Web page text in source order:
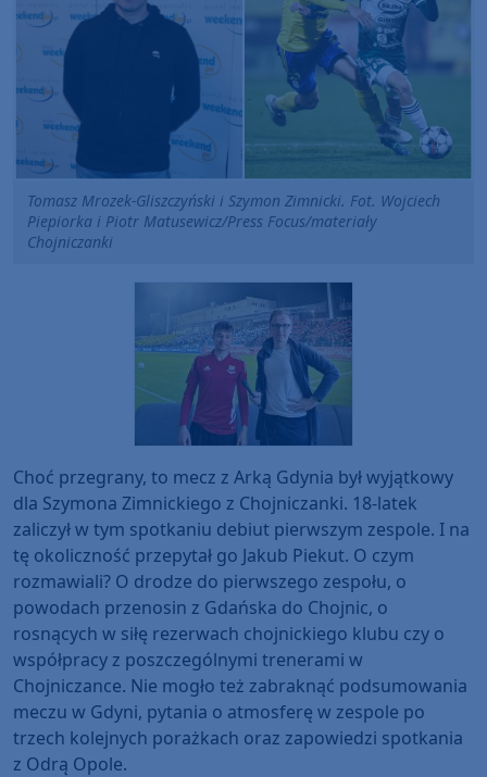
Tomasz Mrozek-Gliszczyński i Szymon Zimnicki. Fot. Wojciech
Piepiorka i Piotr Matusewicz/Press Focus/materiały
Chojniczanki
Choć przegrany, to mecz z Arką Gdynia był wyjątkowy
dla Szymona Zimnickiego z Chojniczanki. 18-latek
zaliczył w tym spotkaniu debiut pierwszym zespole. I na
tę okoliczność przepytał go Jakub Piekut. O czym
rozmawiali? O drodze do pierwszego zespołu, o
powodach przenosin z Gdańska do Chojnic, o
rosnących w siłę rezerwach chojnickiego klubu czy o
współpracy z poszczególnymi trenerami w
Chojniczance. Nie mogło też zabraknąć podsumowania
meczu w Gdyni, pytania o atmosferę w zespole po
trzech kolejnych porażkach oraz zapowiedzi spotkania
z Odrą Opole.